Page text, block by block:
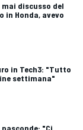
mai discusso del
in Honda, avevo
in Tech3: "Tutto
settimana"